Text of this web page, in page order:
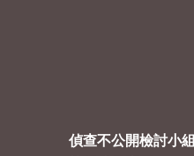
偵查不公開檢討小組